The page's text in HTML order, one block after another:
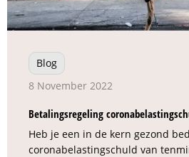
Blog
8 November 2022
Betalingsregeling
Heb je een in de kern gezond
coronabelastingschuld van